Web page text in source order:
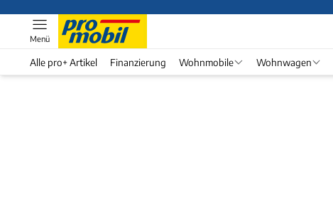
Menü
Alle pro+ Artikel Finanzierung Wohnmobile Wohnwagen